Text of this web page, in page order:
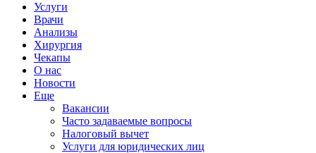
Услуги
Врачи
Анализы
Хирургия
Чекапы
О нас
Новости
Еще
Вакансии
Часто задаваемые вопросы
Налоговый вычет
Услуги для юридических лиц